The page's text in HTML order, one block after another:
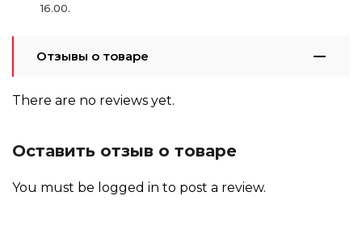
16.00.
Отзывы о товаре
There are no reviews yet.
Оставить отзыв о товаре
You must be logged in to post a review.